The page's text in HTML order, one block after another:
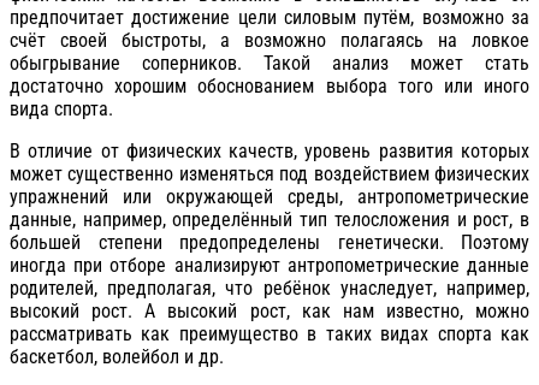
предпочитает достижение цели силовым путём, возможно за
счёт своей быстроты, а возможно полагаясь на ловкое
обыгрывание соперников. Такой анализ может стать
достаточно хорошим обоснованием выбора того или иного
вида спорта.
В отличие от физических качеств, уровень развития которых
может существенно изменяться под воздействием физических
упражнений или окружающей среды, антропометрические
данные, например, определённый тип телосложения и рост, в
большей степени предопределены генетически. Поэтому
иногда при отборе анализируют антропометрические данные
родителей, предполагая, что ребёнок унаследует, например,
высокий рост. А высокий рост, как нам известно, можно
рассматривать как преимущество в таких видах спорта как
баскетбол, волейбол и др.